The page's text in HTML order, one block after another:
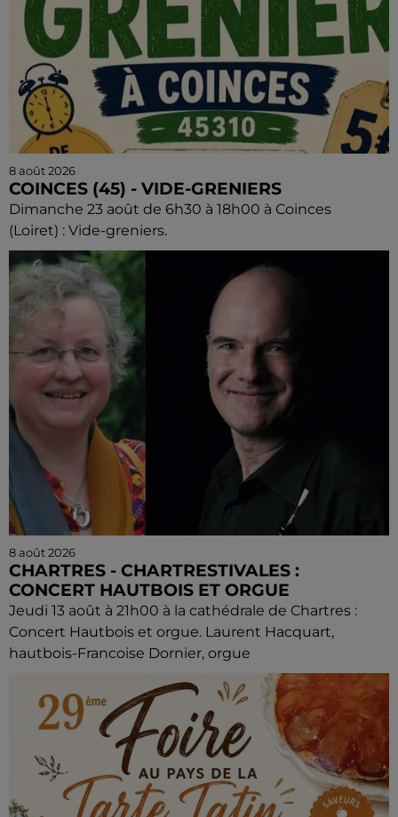
8 août 2026
COINCES (45) - VIDE-GRENIERS
Dimanche 23 août de 6h30 à 18h00 à Coinces
(Loiret) : Vide-greniers.
8 août 2026
CHARTRES - CHARTRESTIVALES :
CONCERT HAUTBOIS ET ORGUE
Jeudi 13 août à 21h00 à la cathédrale de Chartres :
Concert Hautbois et orgue. Laurent Hacquart,
hautbois-Francoise Dornier, orgue